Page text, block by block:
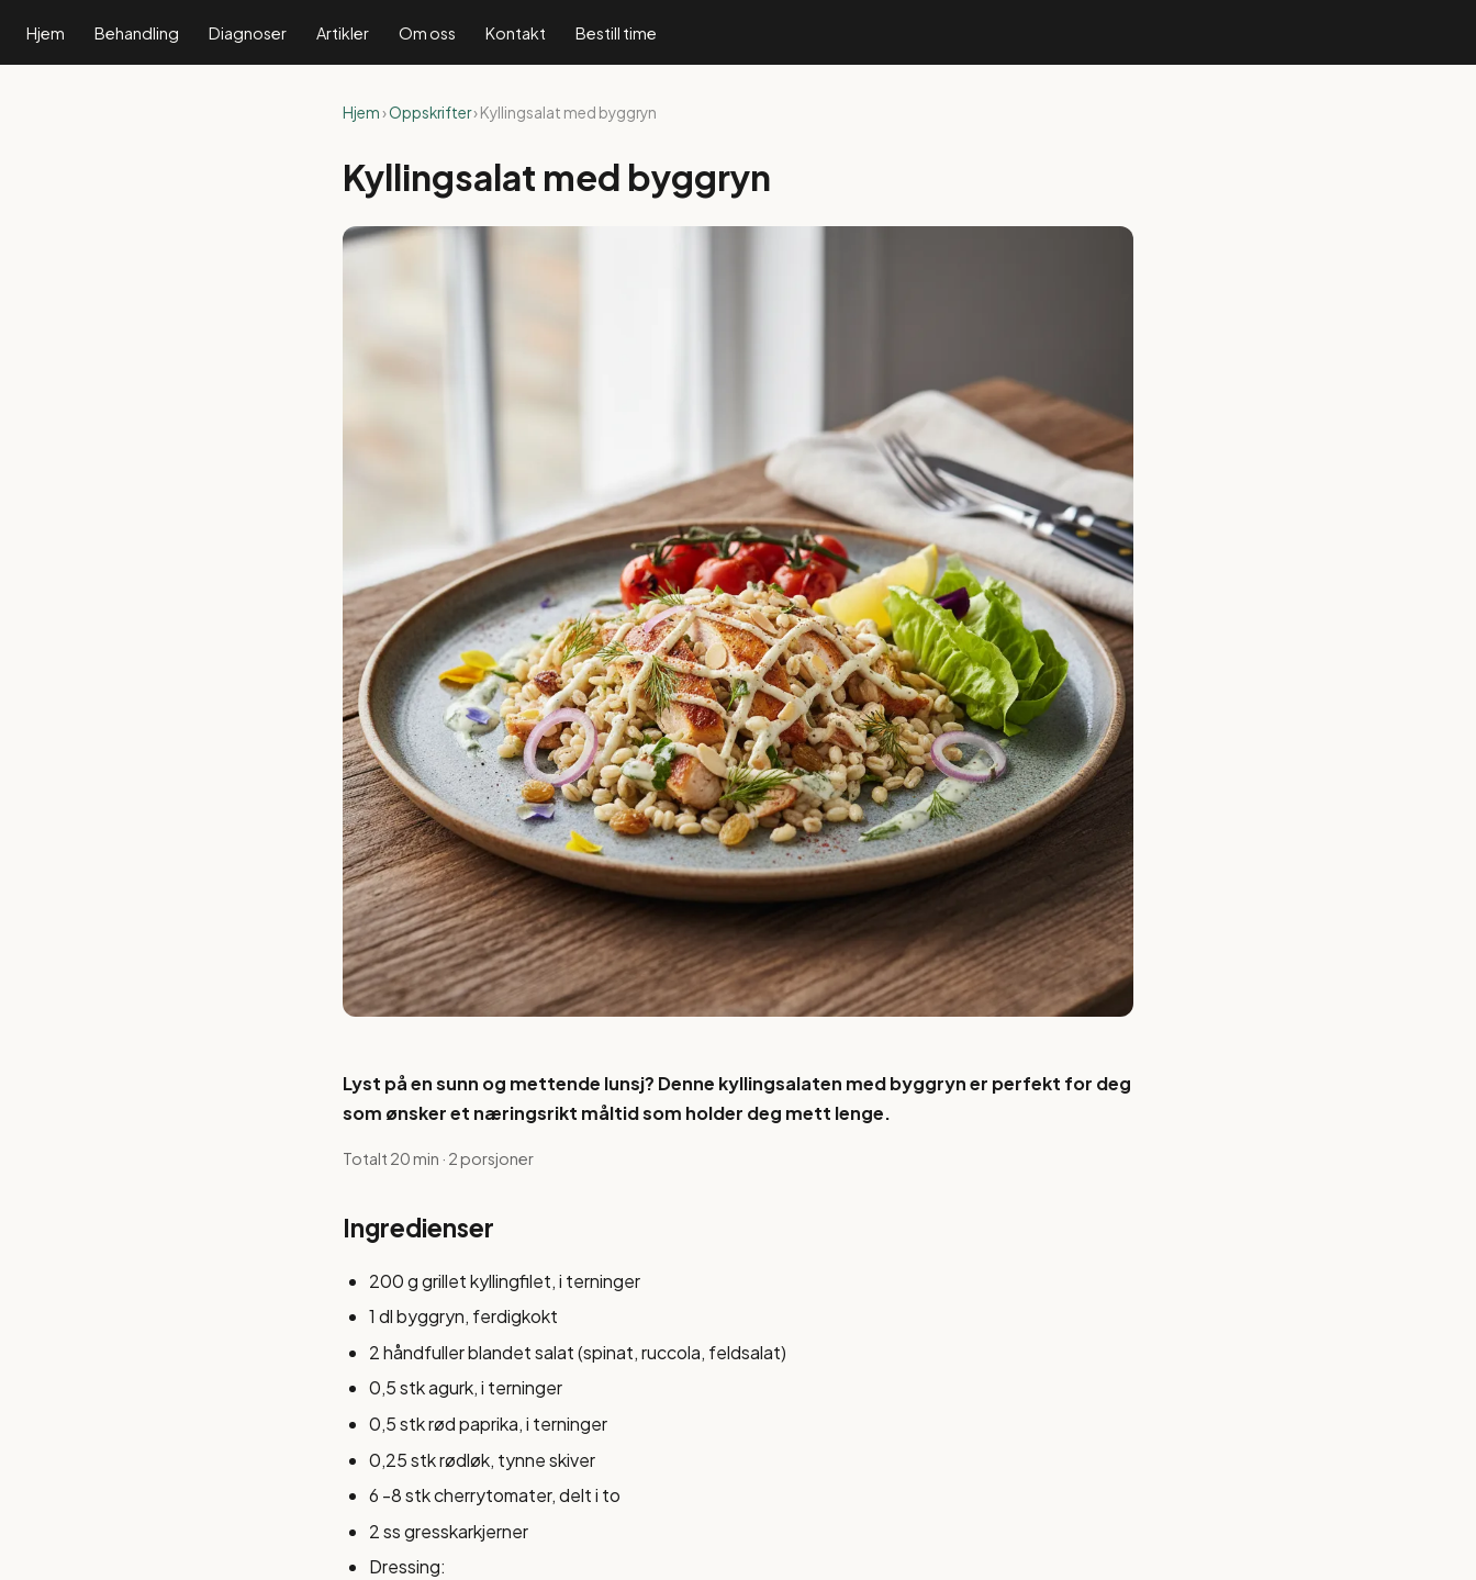
Hjem Behandling Diagnoser Artikler Om oss Kontakt Bestill time
Hjem›Oppskrifter› Kyllingsalat med byggryn
Kyllingsalat med byggryn
Lyst på en sunn og mettende lunsj? Denne kyllingsalaten med byggryn er perfekt for deg
som ønsker et næringsrikt måltid som holder deg mett lenge.
Totalt 20 min · 2 porsjoner
Ingredienser
200 g grillet kyllingfilet, i terninger
1 dl byggryn, ferdigkokt
2 håndfuller blandet salat (spinat, ruccola, feldsalat)
0,5 stk agurk, i terninger
0,5 stk rød paprika, i terninger
0,25 stk rødløk, tynne skiver
6 -8 stk cherrytomater, delt i to
2 ss gresskarkjerner
Dressing: